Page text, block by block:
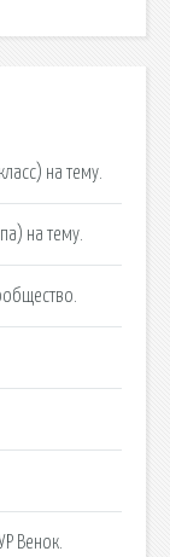
на тему.
на тему.
Венок.